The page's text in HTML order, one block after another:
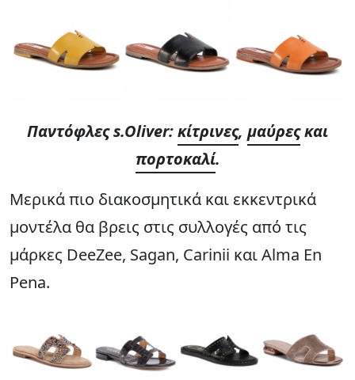
Παντόφλες s.Oliver:κίτρινες, μαύρεςκαι
πορτοκαλί.
Μερικά πιο διακοσμητικά και εκκεντρικά
μοντέλα θα βρεις στις συλλογές από τις
μάρκες DeeZee, Sagan, Carinii και Alma En
Pena.